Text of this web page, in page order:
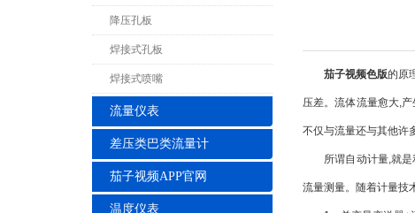
降压孔板
焊接式孔板
焊接式喷嘴
流量仪表
差压类巴类流量计
茄子视频APP官网
温度仪表
茄子视频色版的原
压差。流体流量愈大,
不仅与流量还与其他许
所谓自动计量,就是利
流量测量。随着计量技